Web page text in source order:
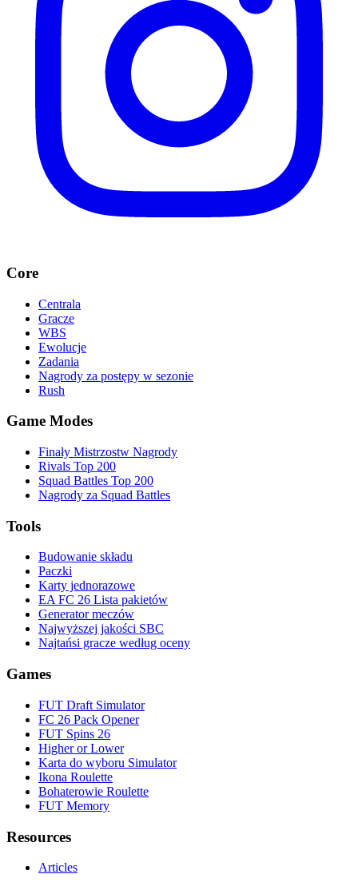
Core
Centrala
Gracze
WBS
Ewolucje
Zadania
Nagrody za postępy w sezonie
Rush
Game Modes
Finały Mistrzostw Nagrody
Rivals Top 200
Squad Battles Top 200
Nagrody za Squad Battles
Tools
Budowanie składu
Paczki
Karty jednorazowe
EA FC 26 Lista pakietów
Generator meczów
Najwyższej jakości SBC
Najtańsi gracze według oceny
Games
FUT Draft Simulator
FC 26 Pack Opener
FUT Spins 26
Higher or Lower
Karta do wyboru Simulator
Ikona Roulette
Bohaterowie Roulette
FUT Memory
Resources
Articles